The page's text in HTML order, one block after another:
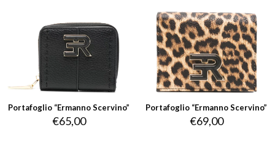
Portafoglio “Ermanno Scervino”
€65,00
Portafoglio “Ermanno Scervino”
€69,00